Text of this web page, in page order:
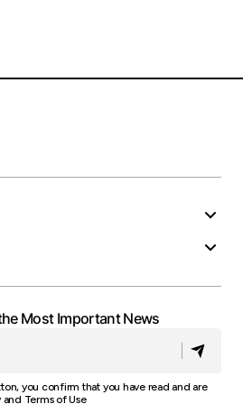
Most Important News
you confirm that you have read and are
and Terms of Use